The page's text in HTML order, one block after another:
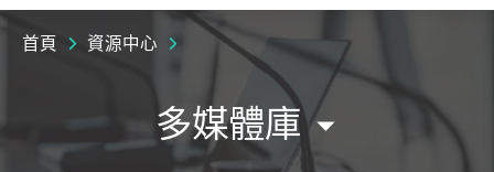
首頁 資源中心
多媒體庫